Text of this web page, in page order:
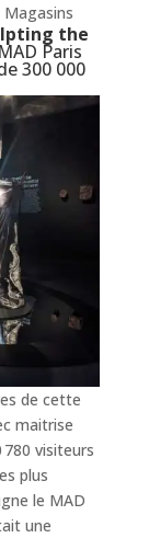
Magasins
the
Paris
300 000
de cette
maitrise
visiteurs
plus
le MAD
une